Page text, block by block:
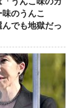
のうんこ
でも地獄だっ